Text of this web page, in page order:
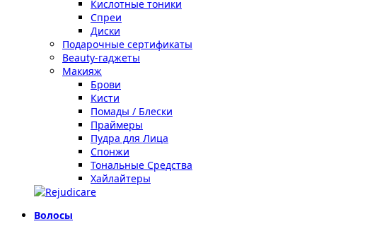
Кислотные тоники
Спреи
Диски
Подарочные сертификаты
Beauty-гаджеты
Макияж
Брови
Кисти
Помады / Блески
Праймеры
Пудра для Лица
Спонжи
Тональные Средства
Хайлайтеры
Волосы